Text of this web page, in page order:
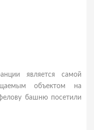
является самой
объектом на
башню посетили